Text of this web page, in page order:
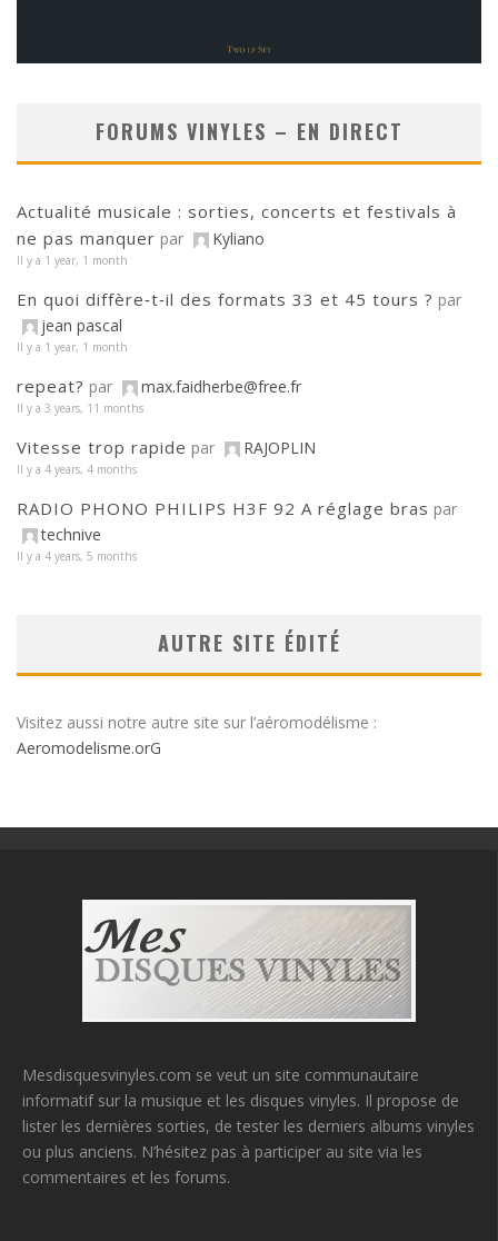
FORUMS VINYLES – EN DIRECT
Actualité musicale : sorties, concerts et festivals à
ne pas manquer par Kyliano
Il y a 1 year, 1 month
En quoi diffère‑t‑il des formats 33 et 45 tours ? par
jean pascal
Il y a 1 year, 1 month
repeat? par max.faidherbe@free.fr
Il y a 3 years, 11 months
Vitesse trop rapide par RAJOPLIN
Il y a 4 years, 4 months
RADIO PHONO PHILIPS H3F 92 A réglage bras par
technive
Il y a 4 years, 5 months
AUTRE SITE ÉDITÉ
Visitez aussi notre autre site sur l’aéromodélisme :
Aeromodelisme.orG
Mesdisquesvinyles.com se veut un site communautaire
informatif sur la musique et les disques vinyles. Il propose de
lister les dernières sorties, de tester les derniers albums vinyles
ou plus anciens. N’hésitez pas à participer au site via les
commentaires et les forums.